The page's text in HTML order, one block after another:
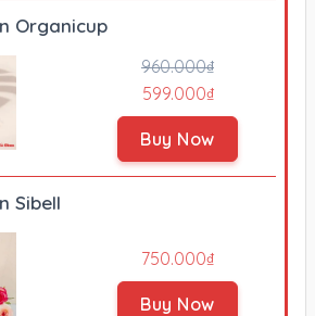
Organicup
960.000₫
599.000₫
Buy Now
Sibell
750.000₫
Buy Now